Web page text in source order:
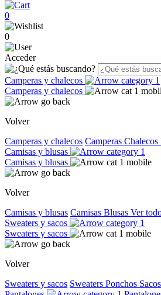
0
0
Acceder
Camperas y chalecos
Camperas y chalecos
Volver
Camperas y chalecos Camperas Chalecos
Camisas y blusas
Camisas y blusas
Volver
Camisas y blusas Camisas Blusas Ver
Sweaters y sacos
Sweaters y sacos
Volver
Sweaters y sacos Sweaters Ponchos Sacos